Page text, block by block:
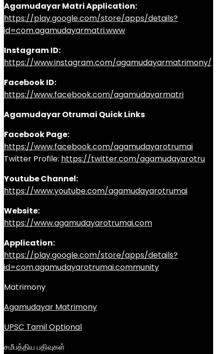
Agamudayar Matri Application:
https://play.google.com/store/apps/details?
id=com.agamudayarmatri.www
Instagram ID:
https://www.instagram.com/agamudayarmatrimony/
Facebook ID:
https://www.facebook.com/agamudayarmatri
Agamudayar Otrumai Quick Links
Facebook Page:
https://www.facebook.com/agamudayarotrumai
Twitter Profile: https://twitter.com/agamudayarotru
Youtube Channel:
https://www.youtube.com/agamudayarotrumai
Website:
https://www.agamudayarotrumai.com
Application:
https://play.google.com/store/apps/details?
id=com.agamudayarotrumai.community
Matrimony
Agamudayar Matrimony
UPSC Tamil Optional
சமீபத்திய பதிவுகள்